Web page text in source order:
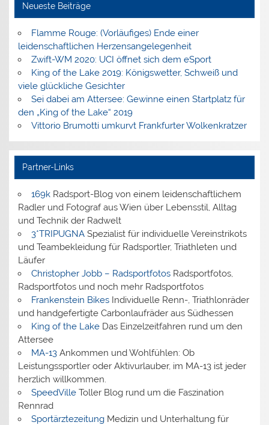
Neueste Beiträge
Flamme Rouge: (Vorläufiges) Ende einer
leidenschaftlichen Herzensangelegenheit
Zwift-WM 2020: UCI öffnet sich dem eSport
King of the Lake 2019: Königswetter, Schweiß und
viele glückliche Gesichter
Sei dabei am Attersee: Gewinne einen Startplatz für
den „King of the Lake“ 2019
Vittorio Brumotti umkurvt Frankfurter Wolkenkratzer
Partner-Links
169kRadsport-Blog von einem leidenschaftlichem
Radler und Fotograf aus Wien über Lebensstil, Alltag
und Technik der Radwelt
3*TRIPUGNASpezialist für individuelle Vereinstrikots
und Teambekleidung für Radsportler, Triathleten und
Läufer
Christopher Jobb – RadsportfotosRadsportfotos,
Radsportfotos und noch mehr Radsportfotos
Frankenstein BikesIndividuelle Renn-, Triathlonräder
und handgefertigte Carbonlaufräder aus Südhessen
King of the LakeDas Einzelzeitfahren rund um den
Attersee
MA-13Ankommen und Wohlfühlen: Ob
Leistungssportler oder Aktivurlauber, im MA-13 ist jeder
herzlich willkommen.
SpeedVilleToller Blog rund um die Faszination
Rennrad
SportärztezeitungMedizin und Unterhaltung für